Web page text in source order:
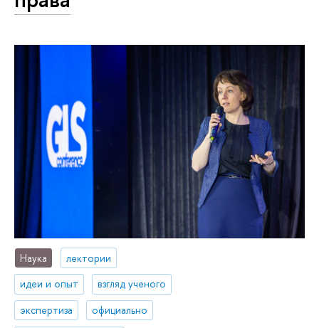
Наука
лектории
идеи и опыт
взгляд ученого
экспертиза
официально